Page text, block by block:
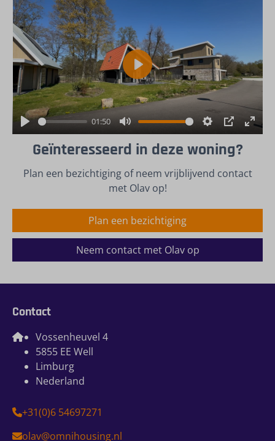
Play
01:50
Mute Settings
PIP Enter
Play
Geïnteresseerd in deze woning?
Plan een bezichtiging of neem vrijblijvend contact
met Olav op!
Plan een bezichtiging
Neem contact met Olav op
Contact
Vossenheuvel 4
5855 EE Well
Limburg
Nederland
+31(0)6 54697271
olav@omnihousing.nl